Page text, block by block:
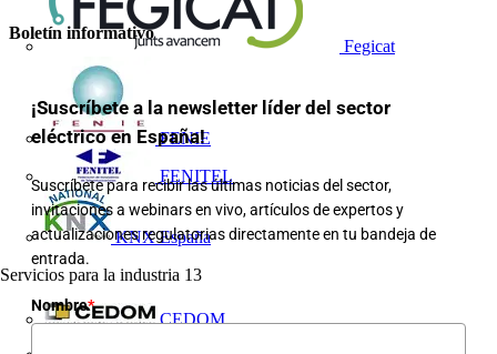
Fegicat
FENIE
FENITEL
KNX España
Servicios para la industria 13
CEDOM
Boletín informativo
¡Suscríbete a la newsletter líder del sector
eléctrico en España!
Suscríbete para recibir las últimas noticias del sector,
invitaciones a webinars en vivo, artículos de expertos y
actualizaciones regulatorias directamente en tu bandeja de
entrada.
Nombre*